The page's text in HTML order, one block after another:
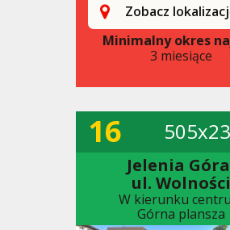
Zobacz
Minimalny okres
3 miesiące
16
Jelenia
ul. Wolności
W kierunku
Górna plansza